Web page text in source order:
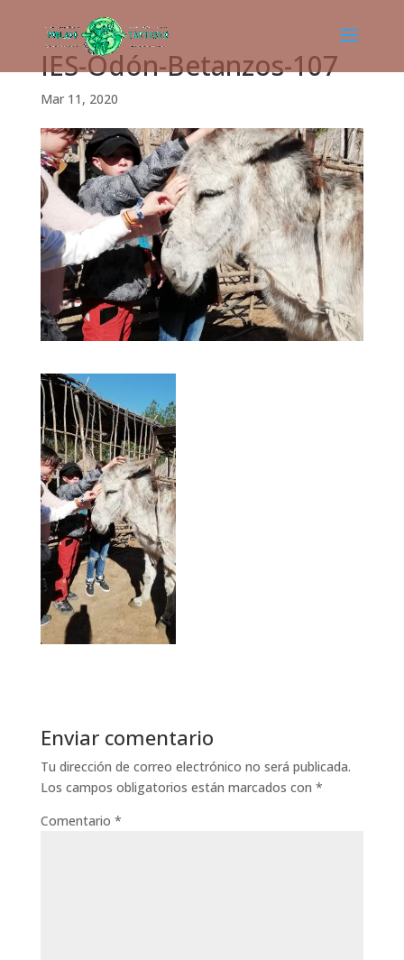
IES-Odón-Betanzos-107
Mar 11, 2020
Enviar comentario
Tu dirección de correo electrónico no será publicada.
Los campos obligatorios están marcados con *
Comentario *